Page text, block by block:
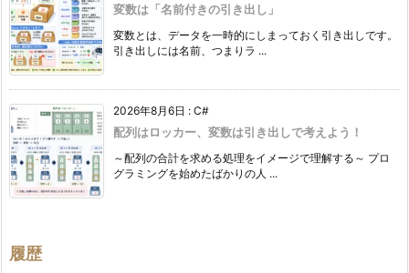
変数は「名前付きの引き出し」
変数とは、データを一時的にしまっておく引き出しです。
引き出しには名前、つまりラ ...
2026年8月6日 : C#
配列はロッカー、変数は引き出しで考えよう！
～配列の合計を求める処理をイメージで理解する～ プロ
グラミングを始めたばかりの人 ...
履歴